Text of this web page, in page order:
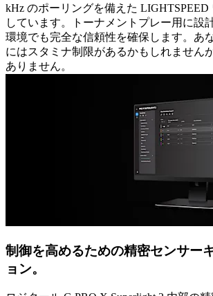
kHz のポーリングを備えた
しています。トーナメントプレー用に設
環境でも完全な信頼性を確保します。あ
にはスタミナ制限があるかもしれません
ありません。
制御を高めるための精密センサー
ョン。